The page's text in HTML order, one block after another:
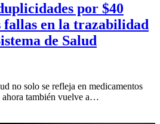
por $40
fallas en la trazabilidad
de Salud
no solo se refleja en medicamentos
ahora también vuelve a…